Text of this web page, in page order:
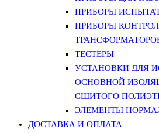
ПРИБОРЫ
ПРИБОРЫ
ТЕСТЕРЫ
УСТАНОВКИ ДЛЯ
ОСНОВНОЙ
СШИТОГО
ЭЛЕМЕНТЫ
ДОСТАВКА И ОПЛАТА